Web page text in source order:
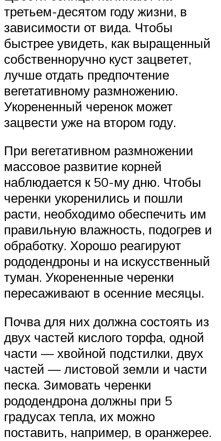
третьем-десятом году жизни, в
зависимости от вида. Чтобы
быстрее увидеть, как выращенный
собственноручно куст зацветет,
лучше отдать предпочтение
вегетативному размножению.
Укорененный черенок может
зацвести уже на втором году.
При вегетативном размножении
массовое развитие корней
наблюдается к 50-му дню. Чтобы
черенки укоренились и пошли
расти, необходимо обеспечить им
правильную влажность, подогрев и
обработку. Хорошо реагируют
рододендроны и на искусственный
туман. Укорененные черенки
пересаживают в осенние месяцы.
Почва для них должна состоять из
двух частей кислого торфа, одной
части — хвойной подстилки, двух
частей — листовой земли и части
песка. Зимовать черенки
рододендрона должны при 5
градусах тепла, их можно
поставить, например, в оранжерее.